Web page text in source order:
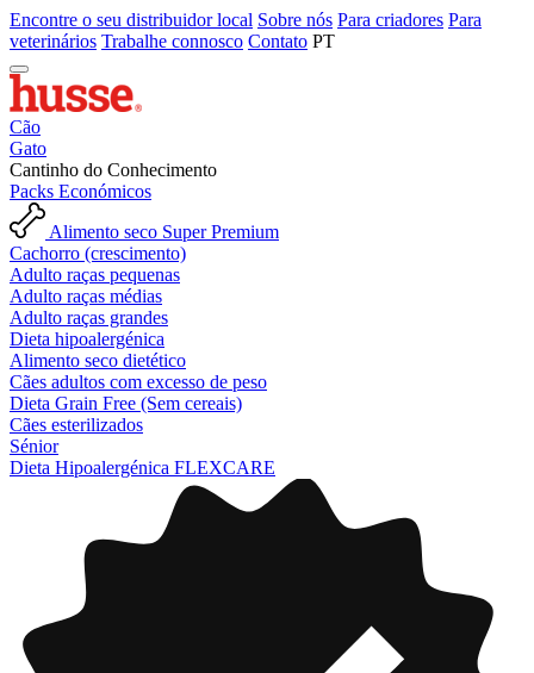
Encontre o seu distribuidor local Sobre nós Para criadores Para
veterinários Trabalhe connosco Contato PT
Cão
Gato
Cantinho do Conhecimento
Packs Económicos
Alimento seco Super Premium
Cachorro (crescimento)
Adulto raças pequenas
Adulto raças médias
Adulto raças grandes
Dieta hipoalergénica
Alimento seco dietético
Cães adultos com excesso de peso
Dieta Grain Free (Sem cereais)
Cães esterilizados
Sénior
Dieta Hipoalergénica FLEXCARE